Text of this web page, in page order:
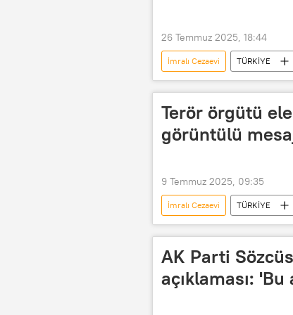
26 Temmuz 2025, 18:44
İmralı Cezaevi TÜRKİYE
Terör örgütü
görüntülü
9 Temmuz 2025, 09:35
İmralı Cezaevi TÜRKİYE
AK Parti
açıklaması: